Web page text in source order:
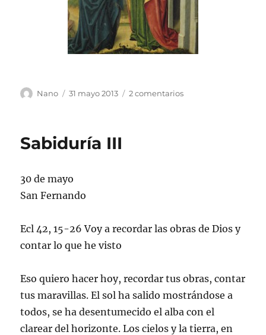
Autor
Nano
Publicado
31 mayo 2013 2 comentariosen
Sabiduría III
30 de mayo
San Fernando
Ecl 42, 15-26 Voy a recordar las obras de Dios y
contar lo que he visto
Eso quiero hacer hoy, recordar tus obras, contar
tus maravillas. El sol ha salido mostrándose a
todos, se ha desentumecido el alba con el
clarear del horizonte. Los cielos y la tierra, en